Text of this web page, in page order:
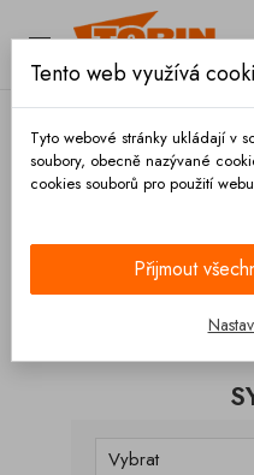

KATEGORIE
Vybrat
Tento web využívá
Tyto webové stránky ukládají v
soubory, obecně nazývané
cookies souborů pro použití
Přijmout